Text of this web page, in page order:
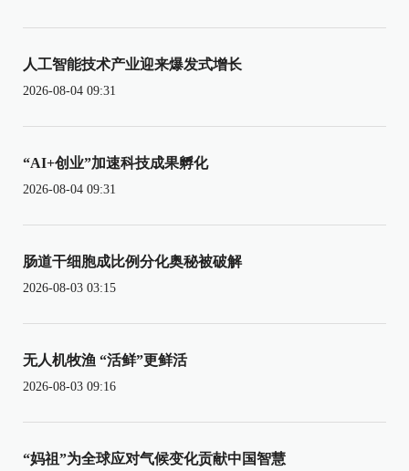
人工智能技术产业迎来爆发式增长
2026-08-04 09:31
“AI+创业”加速科技成果孵化
2026-08-04 09:31
肠道干细胞成比例分化奥秘被破解
2026-08-03 03:15
无人机牧渔 “活鲜”更鲜活
2026-08-03 09:16
“妈祖”为全球应对气候变化贡献中国智慧